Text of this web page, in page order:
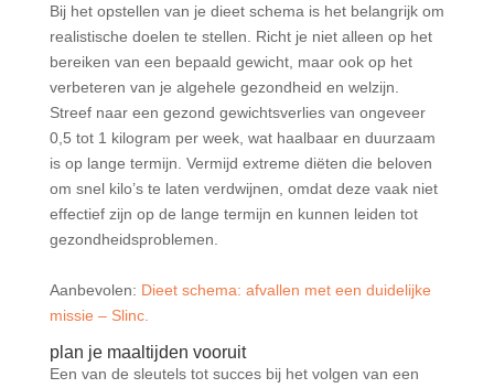
Bij het opstellen van je dieet schema is het belangrijk om
realistische doelen te stellen. Richt je niet alleen op het
bereiken van een bepaald gewicht, maar ook op het
verbeteren van je algehele gezondheid en welzijn.
Streef naar een gezond gewichtsverlies van ongeveer
0,5 tot 1 kilogram per week, wat haalbaar en duurzaam
is op lange termijn. Vermijd extreme diëten die beloven
om snel kilo’s te laten verdwijnen, omdat deze vaak niet
effectief zijn op de lange termijn en kunnen leiden tot
gezondheidsproblemen.
Aanbevolen: Dieet schema: afvallen met een duidelijke
missie – Slinc.
plan je maaltijden vooruit
Een van de sleutels tot succes bij het volgen van een